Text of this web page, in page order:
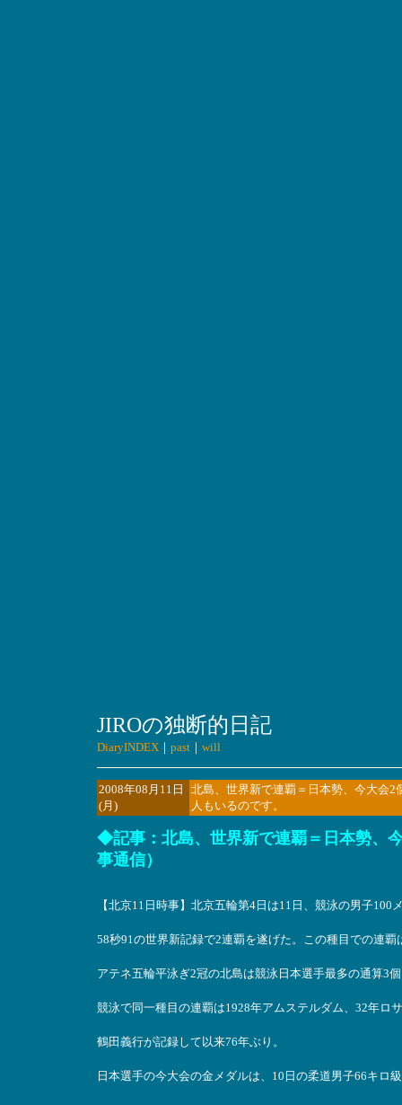
JIROの独断的日記
DiaryINDEX｜ past｜ will
2008年08月11日
(月)
北島、世界新で連覇＝日本勢、今大会
人もいるのです。
◆記事：北島、世界新で連覇＝日本勢、
事通信）
【北京11日時事】北京五輪第4日は11日、競泳の男子
58秒91の世界新記録で2連覇を遂げた。この種目での連覇
アテネ五輪平泳ぎ2冠の北島は競泳日本選手最多の通算3
競泳で同一種目の連覇は1928年アムステルダム、32年ロ
鶴田義行が記録して以来76年ぶり。
日本選手の今大会の金メダルは、10日の柔道男子66キロ